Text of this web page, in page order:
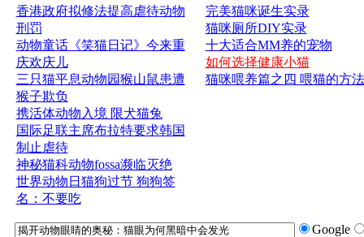
香港政府拟修法提高虐待动物
刑罚
动物童话《笑猫日记》今来重
庆欢庆儿
三只猫平息动物园猴山鼠患遭
猴子欺负
携活体动物入境 限犬猫兔
国际足联主席布拉特要求韩国
制止虐待
神秘猫科动物fossa濒临灭绝
世界动物日猫狗过节 狗狗签
名：不要吃
完美猫咪诞生实录
猫咪厕所DIY实录
十大适合MM养的宠物
如何选择健康小猫
猫咪喂养篇之四 喂猫的方法
Google